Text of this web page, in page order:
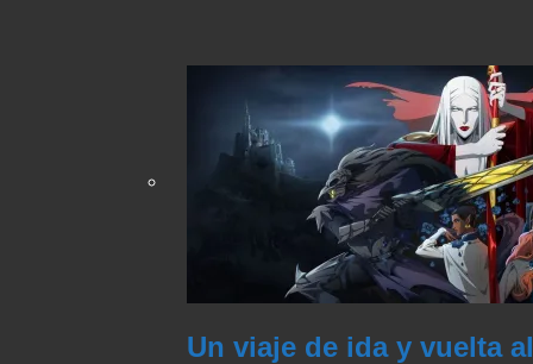
Un viaje de ida y vuelta al